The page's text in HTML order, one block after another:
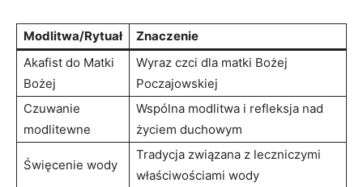
Modlitwa/Rytuał
Znaczenie
Akafist do Matki
Bożej
Wyraz czci dla matki Bożej
Poczajowskiej
Czuwanie
modlitewne
Wspólna modlitwa i refleksja nad
życiem duchowym
Święcenie wody
Tradycja związana z leczniczymi
właściwościami wody